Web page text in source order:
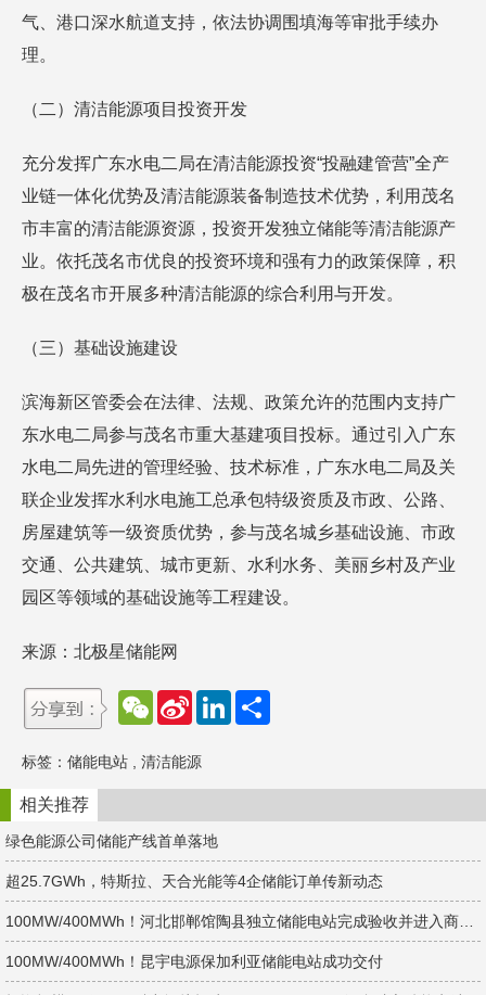
气、港口深水航道支持，依法协调围填海等审批手续办
理。
（二）清洁能源项目投资开发
充分发挥广东水电二局在清洁能源投资“投融建管营”全产
业链一体化优势及清洁能源装备制造技术优势，利用茂名
市丰富的清洁能源资源，投资开发独立储能等清洁能源产
业。依托茂名市优良的投资环境和强有力的政策保障，积
极在茂名市开展多种清洁能源的综合利用与开发。
（三）基础设施建设
滨海新区管委会在法律、法规、政策允许的范围内支持广
东水电二局参与茂名市重大基建项目投标。通过引入广东
水电二局先进的管理经验、技术标准，广东水电二局及关
联企业发挥水利水电施工总承包特级资质及市政、公路、
房屋建筑等一级资质优势，参与茂名城乡基础设施、市政
交通、公共建筑、城市更新、水利水务、美丽乡村及产业
园区等领域的基础设施等工程建设。
来源：北极星储能网
W
e
a
t
S
W
e
b
o
L
d
n
标签： 储能电站 清洁能源
相关推荐
绿色能源公司储能产线首单落地
超25.7GWh，特斯拉、天合光能等4企储能订单传新动态
100MW/400MWh！昆宇电源保加利亚储能电站成功交付